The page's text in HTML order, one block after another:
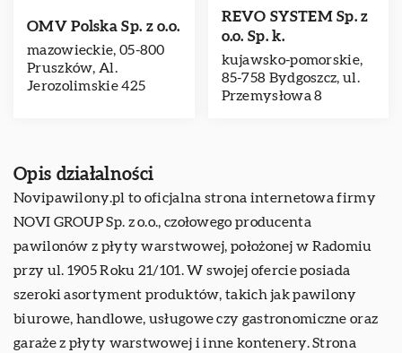
OMV Polska Sp. z o.o.
mazowieckie, 05-800
Pruszków, Al.
Jerozolimskie 425
REVO SYSTEM Sp. z
o.o. Sp. k.
kujawsko-pomorskie,
85-758 Bydgoszcz, ul.
Przemysłowa 8
Opis działalności
Novipawilony.pl to oficjalna strona internetowa firmy
NOVI GROUP Sp. z o.o., czołowego producenta
pawilonów z płyty warstwowej, położonej w Radomiu
przy ul. 1905 Roku 21/101. W swojej ofercie posiada
szeroki asortyment produktów, takich jak pawilony
biurowe, handlowe, usługowe czy gastronomiczne oraz
garaże z płyty warstwowej i inne kontenery. Strona